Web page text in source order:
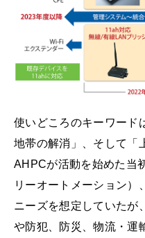
使いどころのキーワード
地帯の解消」、そして「
AHPCが活動を始めた当
リーオートメーション）
ニーズを想定していたが
や防犯、防災、物流・運